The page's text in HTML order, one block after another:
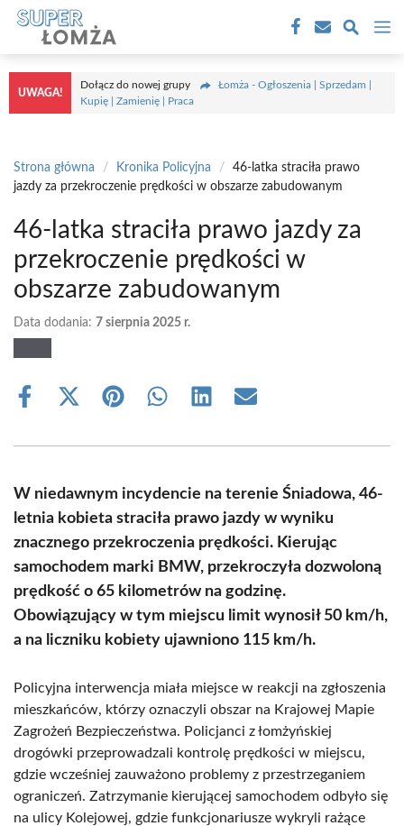
Przejdź
treści
UWAGA!
Dołącz do nowej grupy
Łomża - Ogłoszenia | Sprzedam |
Kupię | Zamienię | Praca
Strona główna / Kronika Policyjna /
46-latka straciła prawo
jazdy za przekroczenie prędkości w obszarze zabudowanym
46-latka straciła prawo jazdy za
przekroczenie prędkości w
obszarze zabudowanym
Data dodania: 7 sierpnia 2025 r.
Share
Share
(Twitter)
Share Share Share Share
W niedawnym incydencie na terenie Śniadowa, 46-
letnia kobieta straciła prawo jazdy w wyniku
znacznego przekroczenia prędkości. Kierując
samochodem marki BMW, przekroczyła dozwoloną
prędkość o 65 kilometrów na godzinę.
Obowiązujący w tym miejscu limit wynosił 50 km/h,
a na liczniku kobiety ujawniono 115 km/h.
Policyjna interwencja miała miejsce w reakcji na zgłoszenia
mieszkańców, którzy oznaczyli obszar na Krajowej Mapie
Zagrożeń Bezpieczeństwa. Policjanci z łomżyńskiej
drogówki przeprowadzali kontrolę prędkości w miejscu,
gdzie wcześniej zauważono problemy z przestrzeganiem
ograniczeń. Zatrzymanie kierującej samochodem odbyło się
na ulicy Kolejowej, gdzie funkcjonariusze wykryli rażące